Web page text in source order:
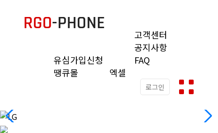
유심가입신청
고객센터
공지사항
FAQ
땡큐몰
엑셀
로그인